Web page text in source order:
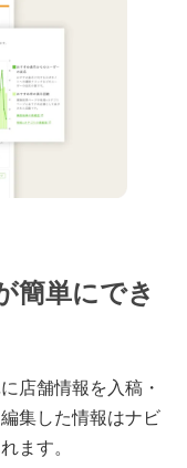
簡単にでき
店舗情報を入稿・
集した情報はナビ
ます。